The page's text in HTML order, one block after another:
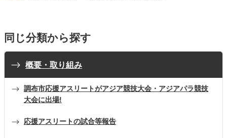
同じ分類から探す
概要・取り組み
調布市応援アスリートがアジア競技大会・アジアパラ競技
大会に出場!
応援アスリートの試合等報告